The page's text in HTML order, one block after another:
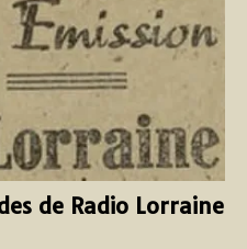
de Radio Lorraine